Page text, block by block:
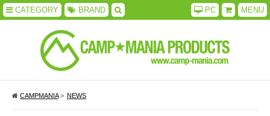
CATEGORY BRAND MENU
PC
CAMPMANIA> NEWS